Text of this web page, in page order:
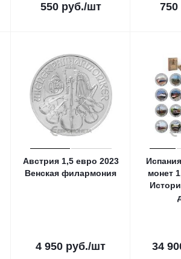
550руб./шт 750
Австрия 1,5 евро 2023
Венская филармония
4 950 руб./шт
монет
34